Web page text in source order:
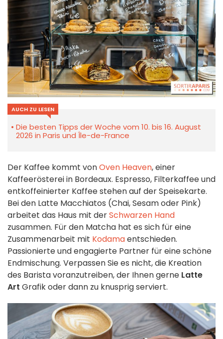
AUCH ZU LESEN
Die besten Tipps der Woche vom 10. bis 16. August
2026 in Paris und Île-de-France
Der Kaffee kommt vonOven Heaven, einer
Kaffeerösterei in Bordeaux. Espresso, Filterkaffee und
entkoffeinierter Kaffee stehen auf der Speisekarte.
Bei den Latte Macchiatos (Chai, Sesam oder Pink)
arbeitet das Haus mit derSchwarzen Hand
zusammen. Für den Matcha hat es sich für eine
Zusammenarbeit mit Kodamaentschieden.
Passionierte und engagierte Partner für eine schöne
Endmischung. Verpassen Sie es nicht, die Kreation
des Barista voranzutreiben, der Ihnen gerne Latte
Art Grafik oder dann zu knusprig serviert.